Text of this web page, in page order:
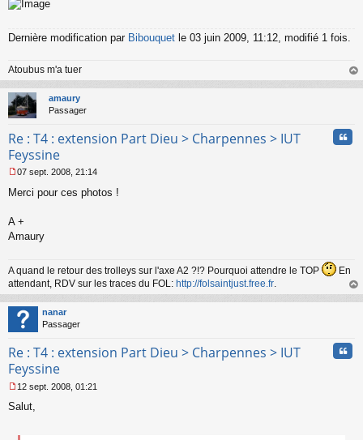
Dernière modification par Bibouquet le 03 juin 2009, 11:12, modifié 1 fois.
Atoubus m'a tuer
au
amaury
Passager
Re : T4 : extension Part Dieu > Charpennes > IUT
Feyssine
e
s
g
o
l
u
07 sept. 2008, 21:14
Merci pour ces photos !
A +
Amaury
A quand le retour des trolleys sur l'axe A2 ?!? Pourquoi attendre le TOP
En
attendant, RDV sur les traces du FOL: http://folsaintjust.free.fr.
au
nanar
Passager
Re : T4 : extension Part Dieu > Charpennes > IUT
Feyssine
e
12 sept. 2008, 01:21
Salut,